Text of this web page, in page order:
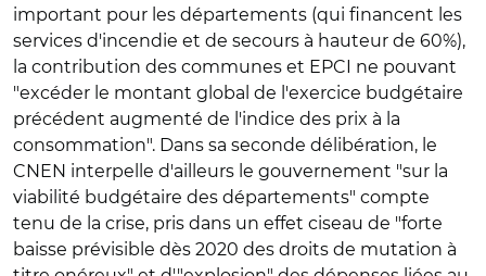
important pour les départements (qui financent les
services d'incendie et de secours à hauteur de 60%),
la contribution des communes et EPCI ne pouvant
"excéder le montant global de l'exercice budgétaire
précédent augmenté de l'indice des prix à la
consommation". Dans sa seconde délibération, le
CNEN interpelle d'ailleurs le gouvernement "sur la
viabilité budgétaire des départements" compte
tenu de la crise, pris dans un effet ciseau de "forte
baisse prévisible dès 2020 des droits de mutation à